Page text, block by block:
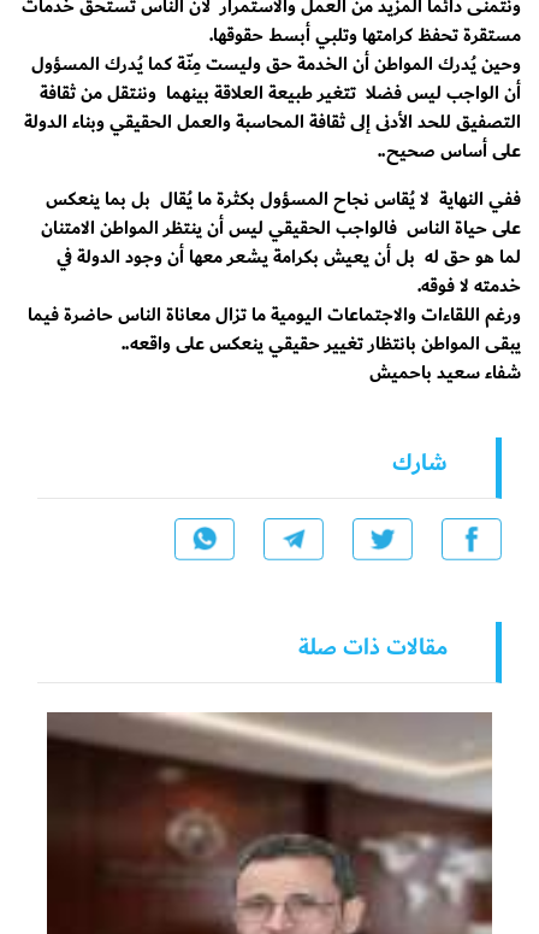
مستقرة تحفظ كرامتها وتلبي أبسط حقوقها.
وحين يُدرك المواطن أن الخدمة حق وليست مِنّة كما يُدرك المسؤول
أن الواجب ليس فضلا تتغير طبيعة العلاقة بينهما وننتقل من ثقافة
التصفيق للحد الأدنى إلى ثقافة المحاسبة والعمل الحقيقي وبناء الدولة
على أساس صحيح..
ففي النهاية لا يُقاس نجاح المسؤول بكثرة ما يُقال بل بما ينعكس
على حياة الناس فالواجب الحقيقي ليس أن ينتظر المواطن الامتنان
لما هو حق له بل أن يعيش بكرامة يشعر معها أن وجود الدولة في
خدمته لا فوقه.
ورغم اللقاءات والاجتماعات اليومية ما تزال معاناة الناس حاضرة فيما
يبقى المواطن بانتظار تغيير حقيقي ينعكس على واقعه..
شفاء سعيد باحميش
شارك
مقالات ذات صلة